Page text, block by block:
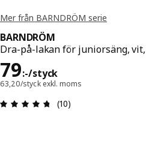
Mer från BARNDRÖM serie
BARNDRÖM
Dra-på-lakan för juniorsäng, vit,
79:-/styck
Pris 79:-/styck
63,20/styck exkl. moms
Recension: 4.7
(10)